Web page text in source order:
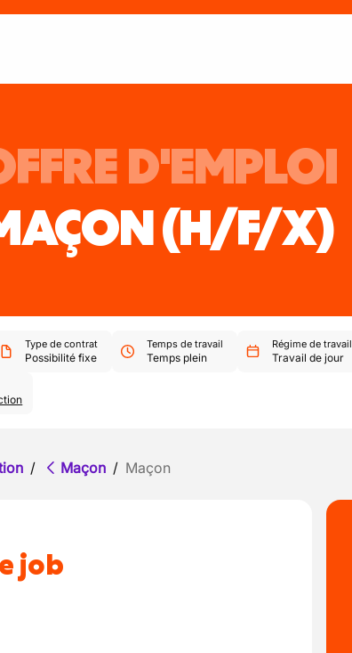
D'EMPLOI
(H/F/X)
Type de contrat
Possibilité fixe
Temps de travail
Temps plein
Régime de travail
Travail de jour
/ Maçon / Maçon
job